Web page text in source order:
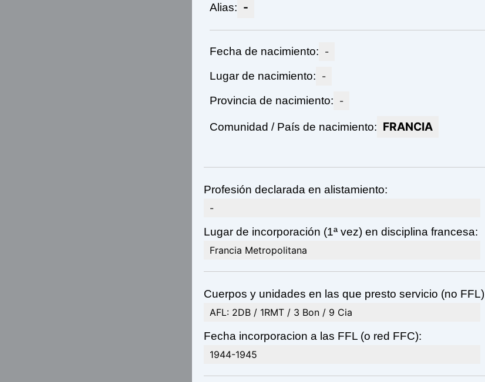
Alias: -
Fecha de nacimiento: -
Lugar de nacimiento: -
Provincia de nacimiento: -
Comunidad / País de nacimiento: FRANCIA
Profesión declarada en alistamiento:
-
Lugar de incorporación (1ª vez) en disciplina francesa:
Francia Metropolitana
Cuerpos y unidades en las que presto servicio (no FFL)
AFL: 2DB / 1RMT / 3 Bon / 9 Cia
Fecha incorporacion a las FFL (o red FFC):
1944-1945